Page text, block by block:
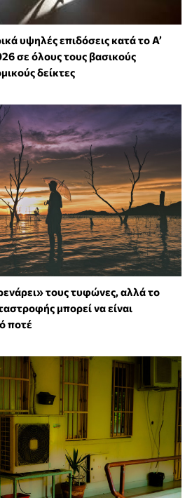
υψηλές επιδόσεις κατά το Α’
σε όλους τους βασικούς
δείκτες
τους τυφώνες, αλλά το
μπορεί να είναι
ποτέ